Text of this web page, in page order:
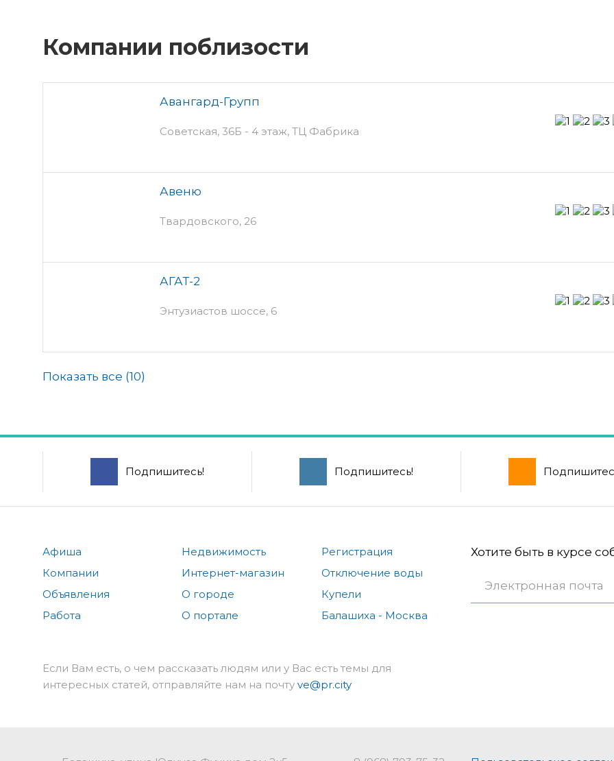
Компании поблизости
Авангард-Групп
Советская, 36Б - 4 этаж, ТЦ Фабрика
Авеню
Твардовского, 26
АГАТ-2
Энтузиастов шоссе, 6
Показать все (10)
Подпишитесь! Подпишитесь!
Афиша
Компании
Объявления
Работа
Недвижимость
Интернет-магазин
О городе
О портале
Регистрация
Отключение воды
Купели
Балашиха - Москва
Хотите быть в курсе
Если Вам есть, о чем рассказать людям или у Вас есть темы для
интересных статей, отправляйте нам на почту ve@pr.city